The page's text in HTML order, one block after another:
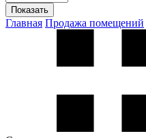
Показать
Главная Продажа помещений